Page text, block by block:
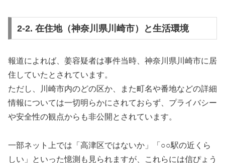
2-2. 在住地（神奈川県川崎市）と生活環境
報道によれば、姜容疑者は事件当時、神奈川県川崎市に居
住していたとされています。
ただし、川崎市内のどの区か、また町名や番地などの詳細
情報については一切明らかにされておらず、プライバシー
や安全性の観点からも非公開とされています。
一部ネット上では「高津区ではないか」「○○駅の近くら
しい」といった憶測も見られますが、これらには信ぴょう